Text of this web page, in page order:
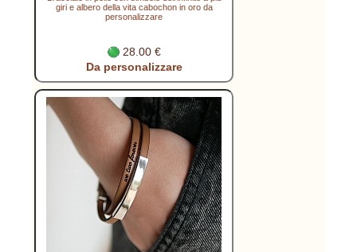
giri e albero della vita cabochon in oro da
personalizzare
28.00 €
Da personalizzare